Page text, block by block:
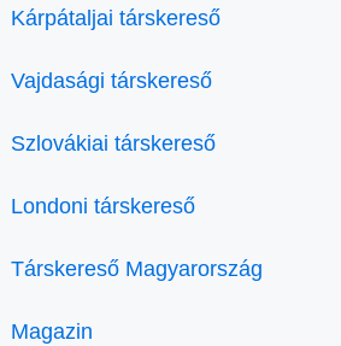
Kárpátaljai társkereső
Vajdasági társkereső
Szlovákiai társkereső
Londoni társkereső
Társkereső Magyarország
Magazin